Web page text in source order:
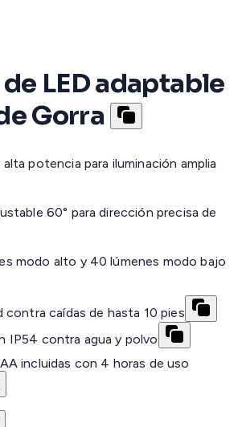
LED adaptable
Gorra
alta potencia para iluminación amplia
60° para dirección precisa de
modo alto y 40 lúmenes modo bajo
contra caídas de hasta 10 pies
IP54 contra agua y polvo
incluidas con 4 horas de uso